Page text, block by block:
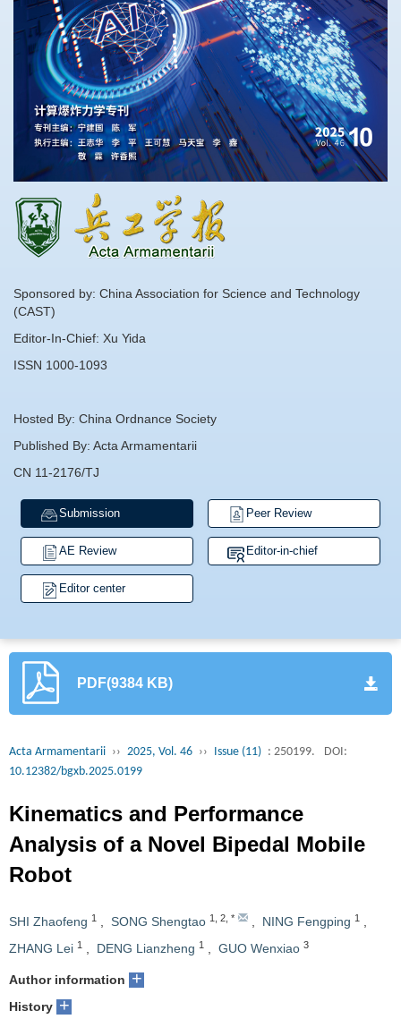
Sponsored by: China Association for Science and Technology
(CAST)
Editor-In-Chief: Xu Yida
ISSN 1000-1093
Hosted By: China Ordnance Society
Published By: Acta Armamentarii
CN 11-2176/TJ
Submission Peer Review
AE Review Editor-in-chief
Editor center
PDF(9384 KB)
Acta Armamentarii ›› 2025, Vol. 46 ›› Issue (11) : 250199.
DOI:
10.12382/bgxb.2025.0199
Kinematics and Performance
Analysis of a Novel Bipedal Mobile
Robot
SHI Zhaofeng 1 , SONG Shengtao 1 2 * , NING Fengping 1 ,
ZHANG Lei 1 , DENG Lianzheng 1 , GUO Wenxiao 3
Author information +
History +